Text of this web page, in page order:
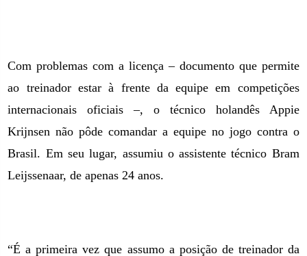
Com problemas com a licença – documento que permite
ao treinador estar à frente da equipe em competições
internacionais oficiais –, o técnico holandês Appie
Krijnsen não pôde comandar a equipe no jogo contra o
Brasil. Em seu lugar, assumiu o assistente técnico Bram
Leijssenaar, de apenas 24 anos.
“É a primeira vez que assumo a posição de treinador da